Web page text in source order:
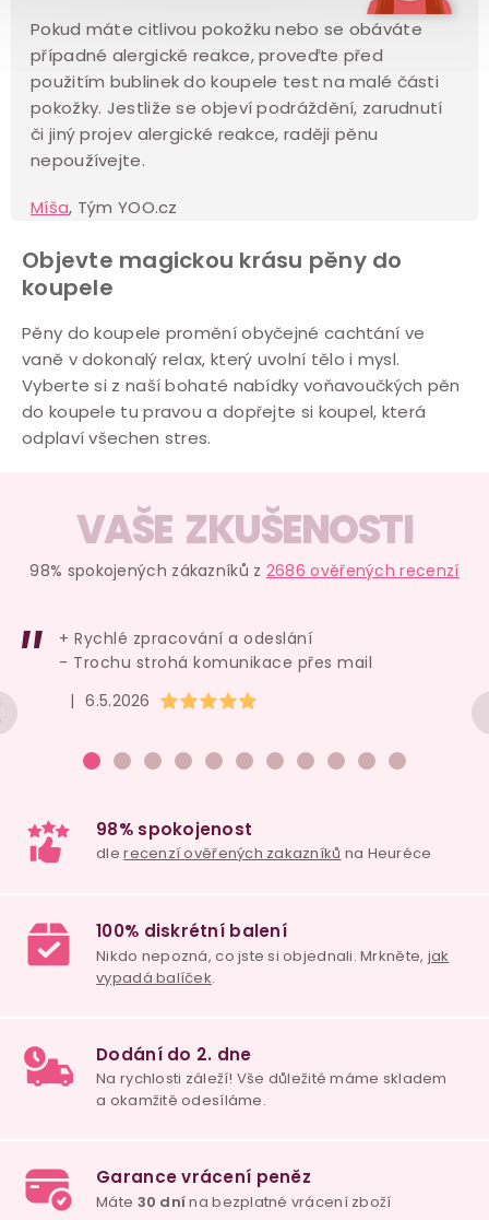
Pokud máte citlivou pokožku nebo se obáváte
případné alergické reakce, proveďte před
použitím bublinek do koupele test na malé části
pokožky. Jestliže se objeví podráždění, zarudnutí
či jiný projev alergické reakce, raději pěnu
nepoužívejte.
Míša, Tým YOO.cz
Objevte magickou krásu pěny do
koupele
Pěny do koupele promění obyčejné cachtání ve
vaně v dokonalý relax, který uvolní tělo i mysl.
Vyberte si z naší bohaté nabídky voňavoučkých pěn
do koupele tu pravou a dopřejte si koupel, která
odplaví všechen stres.
VAŠE ZKUŠENOSTI
98% spokojených zákazníků z 2686 ověřených recenzí
Hodnocení obchodu je 5 z 5 hvězdiček.
| 6.5.2026
+ Rychlé zpracování a odeslání
- Trochu strohá komunikace přes mail